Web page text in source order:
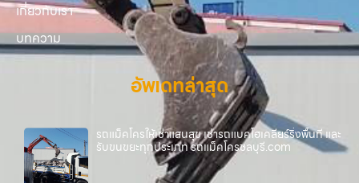
เกี่ยวกับเรา
บทความ
อัพเดทล่าสุด
รถแม็คโครให้เช่าแสนสุข เช่ารถแบคโฮเคลียร์ริ่งพื้นที่ และ
รับขนขยะทุกประเภท รถแม็คโครชลบุรี.com